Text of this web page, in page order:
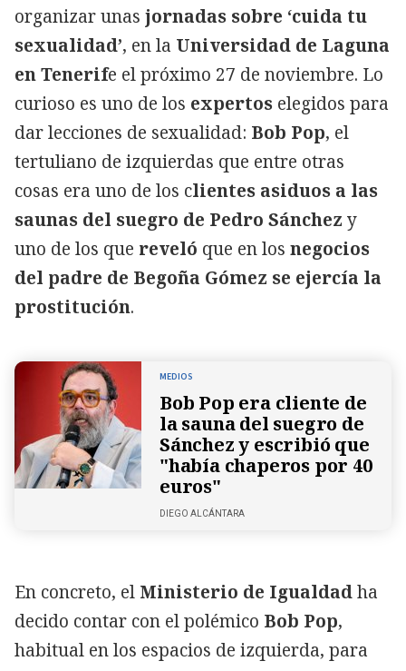
organizar unas jornadas sobre ‘cuida tu
sexualidad’, en la Universidad de Laguna
en Tenerife el próximo 27 de noviembre. Lo
curioso es uno de los expertos elegidos para
dar lecciones de sexualidad: Bob Pop, el
tertuliano de izquierdas que entre otras
cosas era uno de los clientes asiduos a las
saunas del suegro de Pedro Sánchez y
uno de los que reveló que en los negocios
del padre de Begoña Gómez se ejercía la
prostitución.
MEDIOS
Bob Pop era cliente de
la sauna del suegro de
Sánchez y escribió que
"había chaperos por 40
euros"
DIEGO ALCÁNTARA
En concreto, el Ministerio de Igualdadha
decido contar con el polémico Bob Pop,
habitual en los espacios de izquierda, para